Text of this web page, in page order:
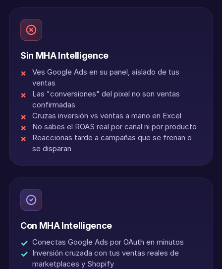
Sin MHA Intelligence
Ves Google Ads en su panel, aislado de tus
ventas
Las "conversiones" del pixel no son ventas
confirmadas
Cruzas inversión vs ventas a mano en Excel
No sabes el ROAS real por canal ni por producto
Reaccionas tarde a campañas que se frenan o
se disparan
Con MHA Intelligence
Conectas Google Ads por OAuth en minutos
Inversión cruzada con tus ventas reales de
marketplaces y Shopify